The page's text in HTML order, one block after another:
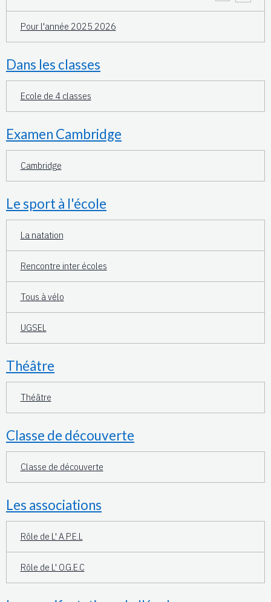
Pour l'année 2025 2026
Dans les classes
Ecole de 4 classes
Examen Cambridge
Cambridge
Le sport à l'école
La natation
Rencontre inter écoles
Tous à vélo
UGSEL
Théâtre
Théâtre
Classe de découverte
Classe de découverte
Les associations
Rôle de L' A.P.E.L
Rôle de L' O.G.E.C